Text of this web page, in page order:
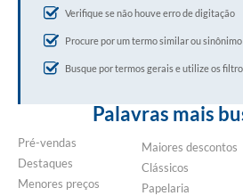
Verifique se não houve erro de digitação
Procure por um termo similar ou sinônimo
Busque por termos gerais e utilize os
Palavras mais
Pré-vendas
Destaques
Menores preços
Maiores descontos
Clássicos
Papelaria